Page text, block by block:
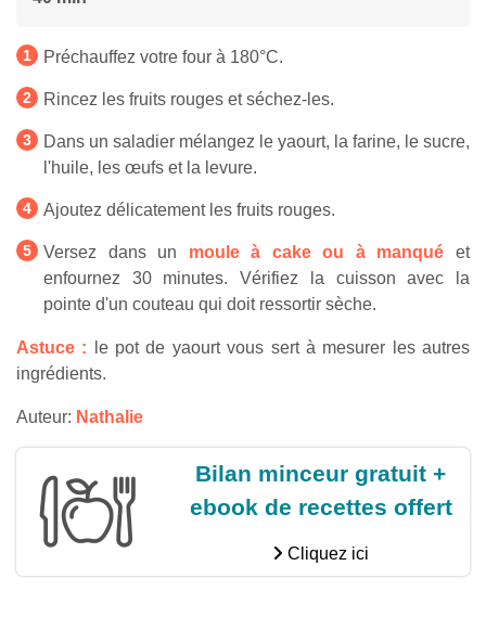
Préchauffez votre four à 180°C.
Rincez les fruits rouges et séchez-les.
Dans un saladier mélangez le yaourt, la farine, le sucre,
l'huile, les œufs et la levure.
Ajoutez délicatement les fruits rouges.
Versez dans un moule à cake ou à manqué et
enfournez 30 minutes. Vérifiez la cuisson avec la
pointe d'un couteau qui doit ressortir sèche.
Astuce : le pot de yaourt vous sert à mesurer les autres
ingrédients.
Auteur: Nathalie
Bilan minceur gratuit +
ebook de recettes offert
Cliquez ici